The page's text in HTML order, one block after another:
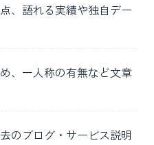
、語れる実績や独自デー
、一人称の有無など文章
のブログ・サービス説明